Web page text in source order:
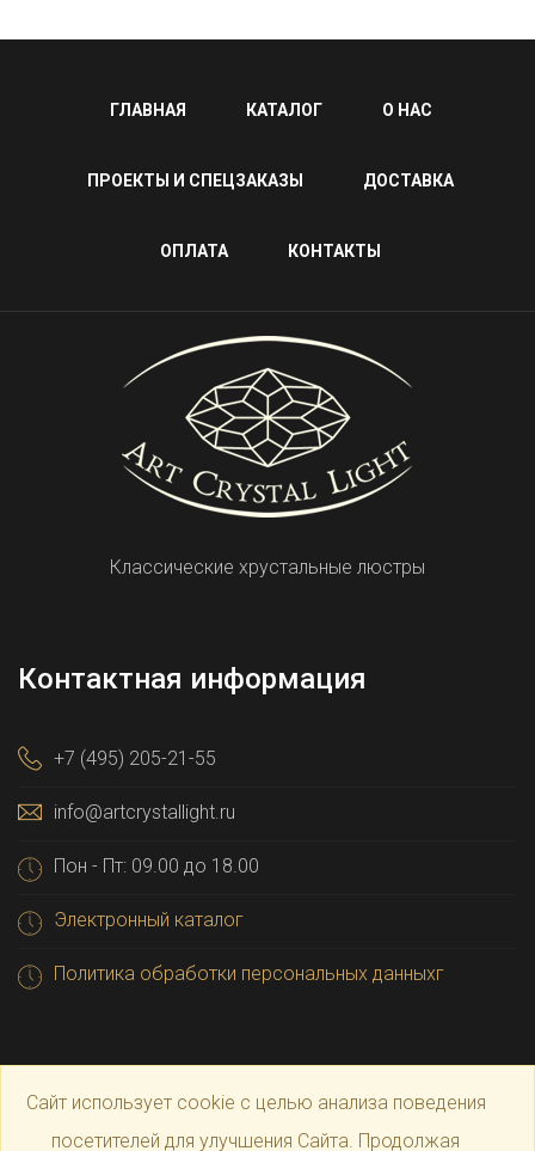
ГЛАВНАЯ КАТАЛОГ О НАС
ПРОЕКТЫ И СПЕЦЗАКАЗЫ ДОСТАВКА
ОПЛАТА КОНТАКТЫ
Классические хрустальные люстры
Контактная информация
+7 (495) 205-21-55
info@artcrystallight.ru
Пон - Пт: 09.00 до 18.00
Электронный каталог
Политика обработки персональных данныхг
Сайт использует cookie с целью анализа поведения
посетителей для улучшения Сайта. Продолжая